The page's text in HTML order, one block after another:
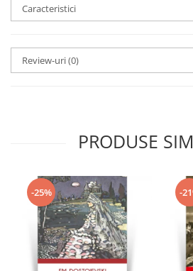
Caracteristici
Review-uri(0)
PRODUSE
-25% -